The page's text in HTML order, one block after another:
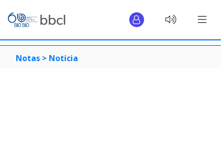
Notas > Noticia